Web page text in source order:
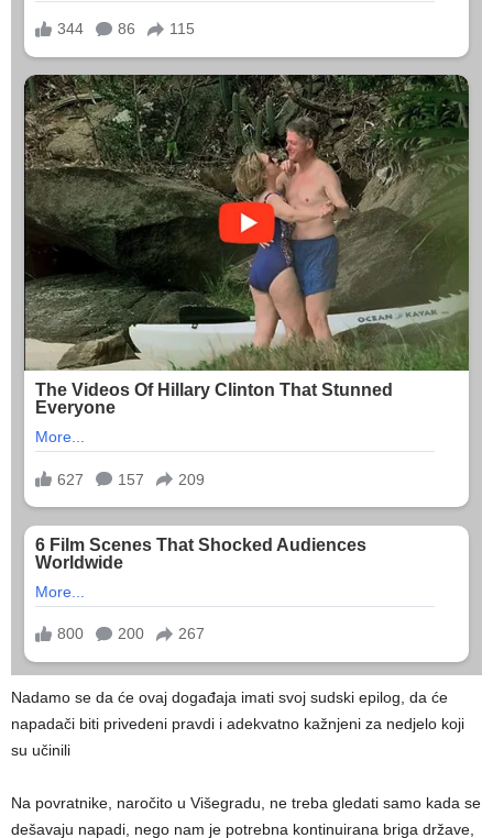
Nadamo se da će ovaj događaja imati svoj sudski epilog, da će
napadači biti privedeni pravdi i adekvatno kažnjeni za nedjelo koji
su učinili
Na povratnike, naročito u Višegradu, ne treba gledati samo kada se
dešavaju napadi, nego nam je potrebna kontinuirana briga države,